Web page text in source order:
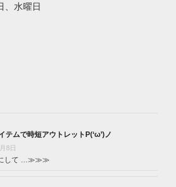
、水曜日
テムで時短アウトレットP(‘ω’)ノ
8日
して …≫≫≫